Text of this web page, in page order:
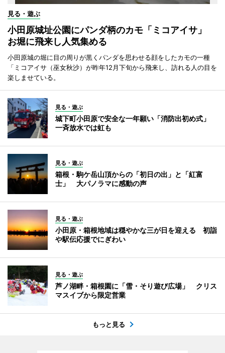
見る・遊ぶ
小田原城址公園にパンダ柄のカモ「ミコアイサ」
お堀に飛来し人気集める
小田原城の堀に目の周りが黒くパンダを思わせる顔をしたカモの一種
「ミコアイサ（巫女秋沙）が昨年12月下旬から飛来し、訪れる人の目を
楽しませている。
見る・遊ぶ
城下町小田原で安全な一年願い「消防出初め式」
一斉放水では虹も
見る・遊ぶ
箱根・駒ケ岳山頂からの「初日の出」と「紅富
士」 大パノラマに感動の声
見る・遊ぶ
小田原・箱根地域は穏やかな三が日を迎える 初詣
や駅伝応援でにぎわい
見る・遊ぶ
芦ノ湖畔・箱根園に「雪・そり遊び広場」 クリス
マスイブから限定営業
もっと見る